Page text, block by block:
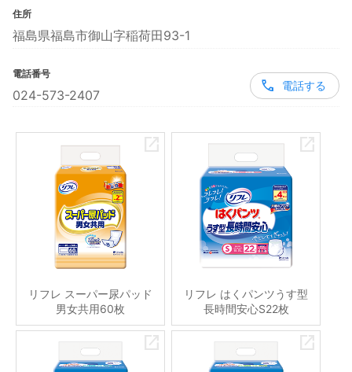
住所
福島県福島市御山字稲荷田93-1
電話番号
024-573-2407
電話する
リフレ スーパー尿パッド
男女共用60枚
リフレ はくパンツうす型
長時間安心S22枚